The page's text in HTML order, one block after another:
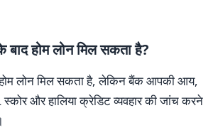
होम लोन मिल सकता है?
लोन मिल सकता है, लेकिन बैंक आपकी आय,
स्कोर और हालिया क्रेडिट व्यवहार की जांच करने